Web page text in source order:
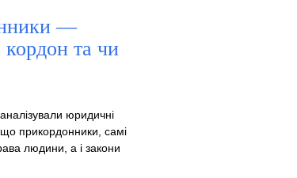
—
кордон та чи
юридичні
прикордонники, самі
людини, а і закони